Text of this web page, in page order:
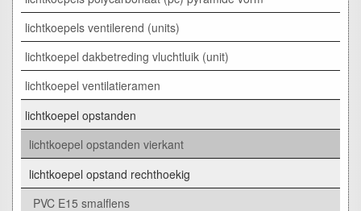
lichtkoepels ventilerend (units)
lichtkoepel dakbetreding vluchtluik (unit)
lichtkoepel ventilatieramen
lichtkoepel opstanden
lichtkoepel opstanden vierkant
lichtkoepel opstand rechthoekig
PVC E15 smalflens